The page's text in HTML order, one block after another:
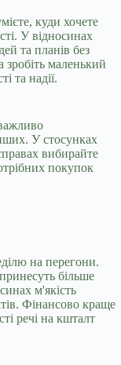
куди хочете
У відносинах
та планів без
маленький
та надії.
У стосунках
вибирайте
покупок
на перегони.
більше
м'якість
Фінансово краще
речі на кшталт